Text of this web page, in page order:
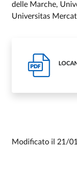
delle Marche,
Universitas
PDF
Modificato il 21/